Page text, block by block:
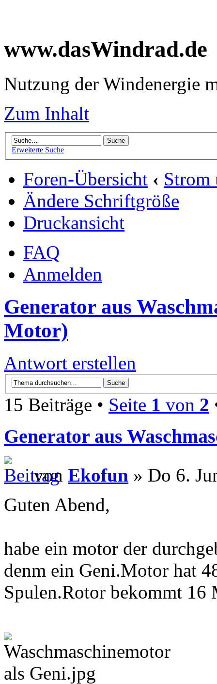
www.dasWindrad.de
Nutzung der Windenergie
Zum Inhalt
Erweiterte Suche
Foren-Übersicht ‹ Strom
Ändere Schriftgröße
Druckansicht
FAQ
Anmelden
Generator aus
Motor)
Antwort erstellen
15 Beiträge • Seite 1 von 2
Generator aus
von Ekofun » Do 6.
Guten Abend,
habe ein motor der
denm ein Geni.Motor hat
Spulen.Rotor bekommt 16